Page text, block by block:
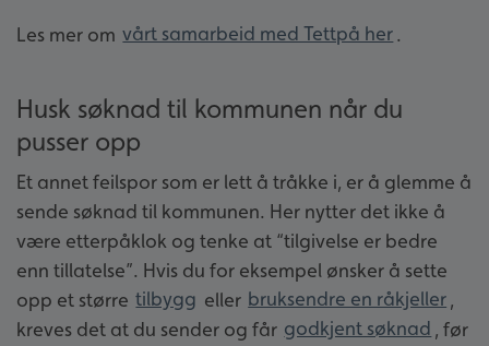
Les mer om vårt samarbeid med Tettpå her.
Husk søknad til kommunen når du
pusser opp
Et annet feilspor som er lett å tråkke i, er å glemme å
sende søknad til kommunen. Her nytter det ikke å
være etterpåklok og tenke at “tilgivelse er bedre
enn tillatelse”. Hvis du for eksempel ønsker å sette
opp et større tilbygg eller bruksendre en råkjeller,
kreves det at du sender og får godkjent søknad , før